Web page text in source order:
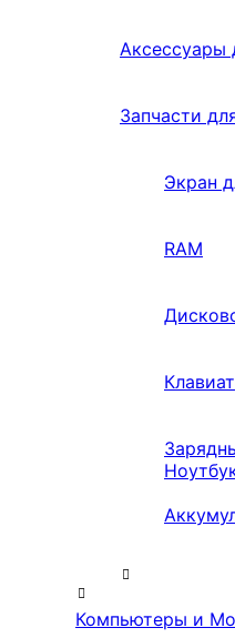
Аксессуары
Запчасти
Экран
RAM
Компьютеры и